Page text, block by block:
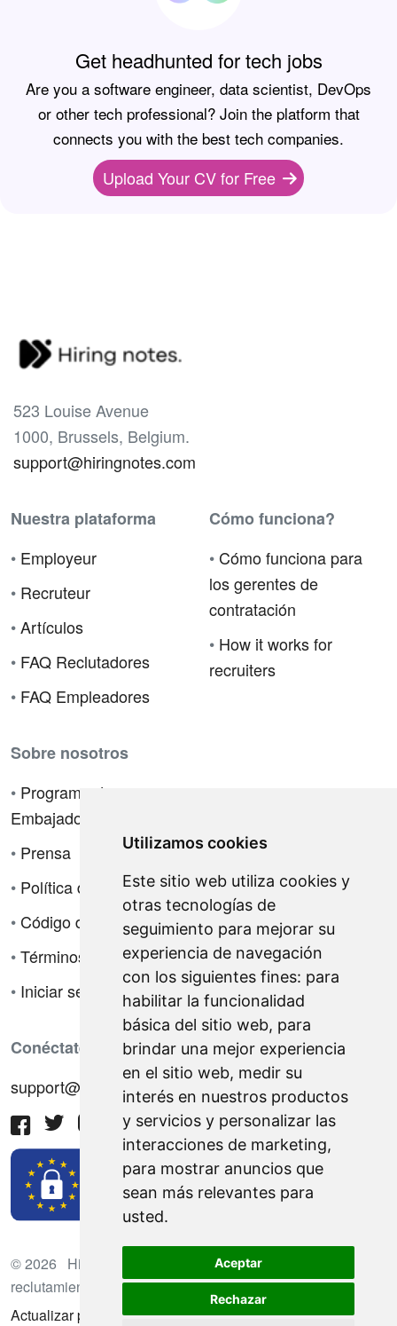
Utilizamos cookies
Este sitio web utiliza cookies y
otras tecnologías de
seguimiento para mejorar su
experiencia de navegación
con los siguientes fines: para
habilitar la funcionalidad
básica del sitio web, para
brindar una mejor experiencia
en el sitio web, medir su
interés en nuestros productos
y servicios y personalizar las
interacciones de marketing,
para mostrar anuncios que
sean más relevantes para
usted.
Aceptar
Rechazar
Get headhunted for tech jobs
Are you a software engineer, data scientist, DevOps
or other tech professional? Join the platform that
connects you with the best tech companies.
Upload Your CV for Free
523 Louise Avenue
1000, Brussels, Belgium.
support@hiringnotes.com
Nuestra plataforma
• Employeur
• Recruteur
•Artículos
• FAQ Reclutadores
• FAQ Empleadores
Cómo funciona?
• Cómo funciona para
los gerentes de
contratación
• How it works for
recruiters
Sobre nosotros
• Programa de
Embajadores
• Prensa
• Política de privacidad
• Código de ética
•Términos de venta
• Iniciar sesión
Conéctate con nosotros
support@hiringnotes.com
© 2026 Hiring Notes. Plataforma internacional de
reclutamiento
Actualizar preferencias de cookies